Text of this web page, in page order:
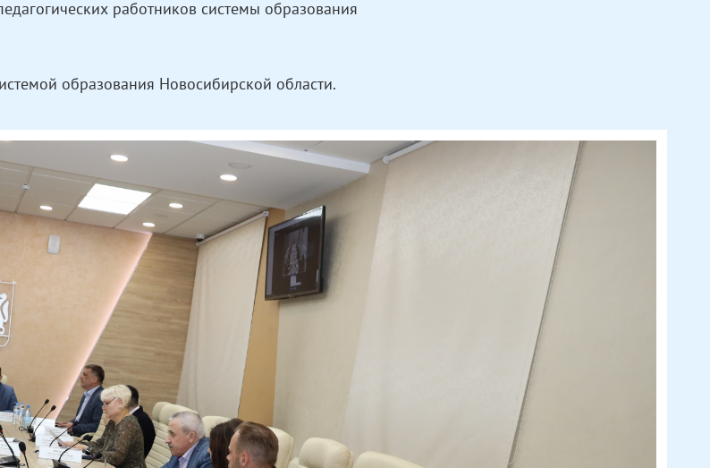
работников системы образования
образования Новосибирской области.